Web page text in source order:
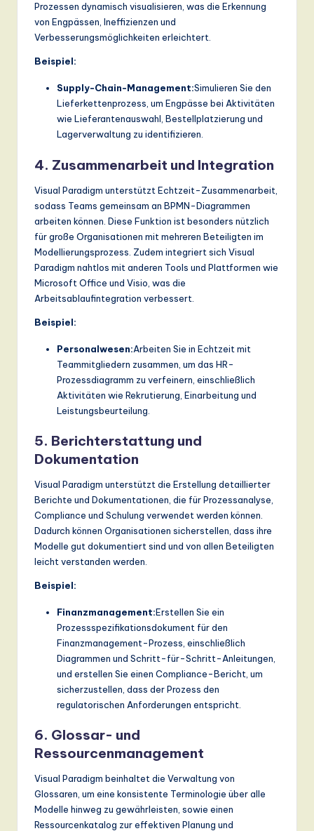
Prozessen dynamisch visualisieren, was die Erkennung
von Engpässen, Ineffizienzen und
Verbesserungsmöglichkeiten erleichtert.
Beispiel:
Supply-Chain-Management:Simulieren Sie den
Lieferkettenprozess, um Engpässe bei Aktivitäten
wie Lieferantenauswahl, Bestellplatzierung und
Lagerverwaltung zu identifizieren.
4. Zusammenarbeit und Integration
Visual Paradigm unterstützt Echtzeit-Zusammenarbeit,
sodass Teams gemeinsam an BPMN-Diagrammen
arbeiten können. Diese Funktion ist besonders nützlich
für große Organisationen mit mehreren Beteiligten im
Modellierungsprozess. Zudem integriert sich Visual
Paradigm nahtlos mit anderen Tools und Plattformen wie
Microsoft Office und Visio, was die
Arbeitsablaufintegration verbessert.
Beispiel:
Personalwesen:Arbeiten Sie in Echtzeit mit
Teammitgliedern zusammen, um das HR-
Prozessdiagramm zu verfeinern, einschließlich
Aktivitäten wie Rekrutierung, Einarbeitung und
Leistungsbeurteilung.
5. Berichterstattung und
Dokumentation
Visual Paradigm unterstützt die Erstellung detaillierter
Berichte und Dokumentationen, die für Prozessanalyse,
Compliance und Schulung verwendet werden können.
Dadurch können Organisationen sicherstellen, dass ihre
Modelle gut dokumentiert sind und von allen Beteiligten
leicht verstanden werden.
Beispiel:
Finanzmanagement:Erstellen Sie ein
Prozessspezifikationsdokument für den
Finanzmanagement-Prozess, einschließlich
Diagrammen und Schritt-für-Schritt-Anleitungen,
und erstellen Sie einen Compliance-Bericht, um
sicherzustellen, dass der Prozess den
regulatorischen Anforderungen entspricht.
6. Glossar- und
Ressourcenmanagement
Visual Paradigm beinhaltet die Verwaltung von
Glossaren, um eine konsistente Terminologie über alle
Modelle hinweg zu gewährleisten, sowie einen
Ressourcenkatalog zur effektiven Planung und